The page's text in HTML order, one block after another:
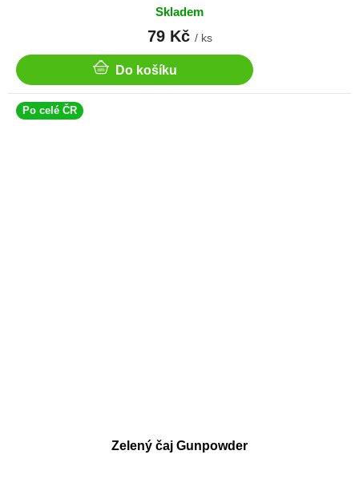
Skladem
79 Kč / ks
Do košíku
Po celé ČR
Zelený čaj Gunpowder